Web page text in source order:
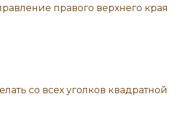
со всех уголков квадратной